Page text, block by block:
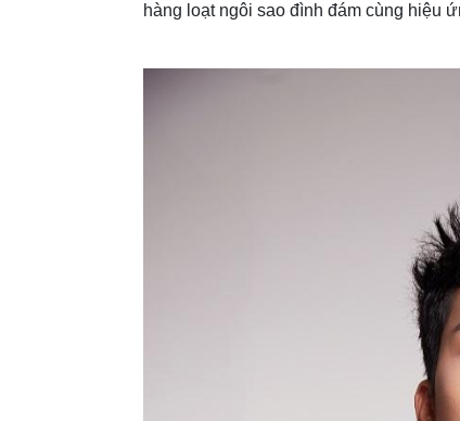
hàng loạt ngôi sao đình đám cùng hiệu